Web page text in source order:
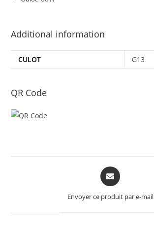
Additional information
CULOT G13
QR Code
Opens
in
new
Envoyer ce produit par e-mail